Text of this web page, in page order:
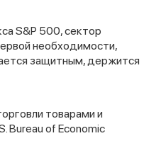
S&P 500, сектор
необходимости,
защитным, держится
товарами и
Bureau of Economic